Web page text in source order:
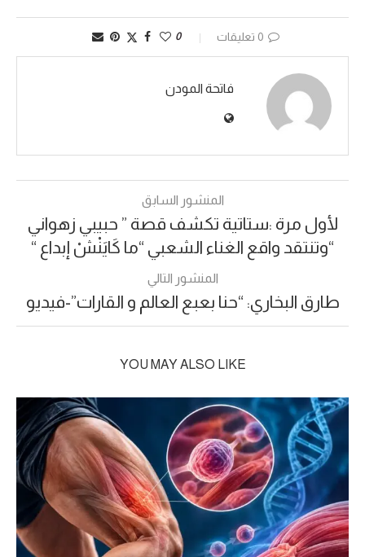
0 تعليقات 0
فاتحة المودن
المنشور السابق
لأول مرة :ستاتية تكشف قصة ” حبيبي زهواني
“وتنتقد واقع الغناء الشعبي “ما كَايَنْشْ إبداع “
المنشور التالي
طارق البخاري: “حنا بعبع العالم و القارات”-فيديو
YOU MAY ALSO LIKE